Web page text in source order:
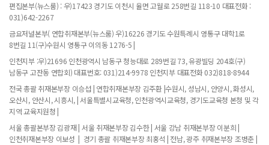
편집본부(뉴스룸) : 우)17423 경기도 이천시 율면 고월로 258번길 118-10 대표전화 :
031)642-2267
금요저널본부( 연합취재본부(뉴스룸) 우)16226 경기도 수원특례시 영통구 대학1로
8번길 11(구)수원시 영통구 이의동 1276-5 |
인천지부 :우)21696 인천광역시 남동구 청능대로 289번길 73, 유광빌딩 204호(구)
남동구 고잔동 연합회) 대표번호: 031)214-9978 인천지부 대표전화 032)818-8944
전국 총괄 취재본부장 이승섭 | 연합취재본부장 김주환 |수원시, 성남시, 안양시, 화성시,
오산시, 안산시, 시흥시, | 서울특별시교육청, 인천광역시교육청, 경기도교육청 본청 및 각
지역 교육지원청 |
서울 총괄본부장 김광재 | 서울 취재본부장 김수한 | 서울 강남 취재본부장 이분희 |
인천취재본부장 이보성 | 경기 총괄 취재본부장 최홍석 | 전남, 광주 취재본부장 조병춘 |